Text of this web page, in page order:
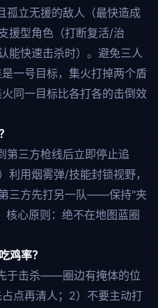
孤立无援的敌人（最快造成
援型角色（打断复活/治
能快速击杀时）。避免三人
一号目标，集火打掉两个盾
同一目标比各打各的击倒效
第三方枪线后立即停止追
利用烟雾弹/技能封锁视野，
三方先打另一队——保持"夹
核心原则：绝不在地图蓝圈
鸡率？
于击杀——圈边有掩体的位
点再清人；2）不要主动打